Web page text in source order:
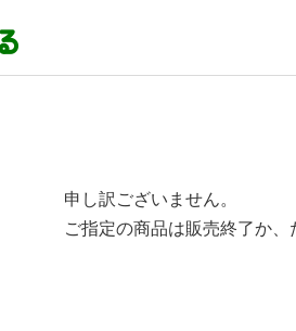
申し訳ございません。
ご指定の商品は販売終了か、